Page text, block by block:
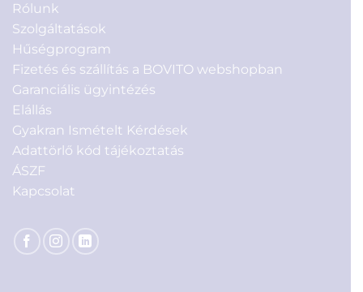
Rólunk
Szolgáltatások
Hűségprogram
Fizetés és szállítás a BOVITO webshopban
Garanciális ügyintézés
Elállás
Gyakran Ismételt Kérdések
Adattörlő kód tájékoztatás
ÁSZF
Kapcsolat